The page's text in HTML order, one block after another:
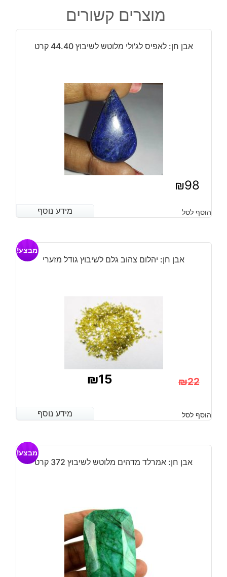
מלוטש
לשיבוץ
אבני
140.30
קרט
מוצרים קשורים
אבן חן: לאפיס לג'ולי מלוטש לשיבוץ 44.40 קרט
₪98
מידע נוסף הוסף לסל מידע נוסף
אבן חן: יהלום צהוב גלם לשיבוץ גודל מזערי
מבצע!
₪22
המקורי
₪15
הנוכחי
מידע נוסף הוסף לסל מידע נוסף
אבן חן: אמרלד מדהים מלוטש לשיבוץ 372 קרט
מבצע!